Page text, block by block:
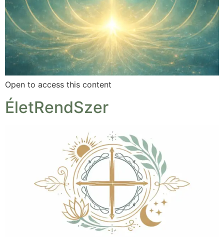
Open to access this content
ÉletRendSzer